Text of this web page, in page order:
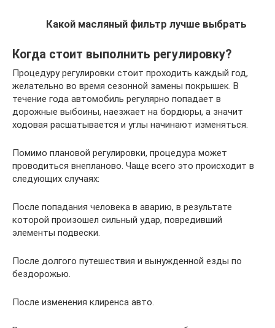
Какой масляный фильтр лучше выбрать
Когда стоит выполнить регулировку?
Процедуру регулировки стоит проходить каждый год,
желательно во время сезонной замены покрышек. В
течение года автомобиль регулярно попадает в
дорожные выбоины, наезжает на бордюры, а значит
ходовая расшатывается и углы начинают изменяться.
Помимо плановой регулировки, процедура может
проводиться внепланово. Чаще всего это происходит в
следующих случаях:
После попадания человека в аварию, в результате
которой произошел сильный удар, повредивший
элементы подвески.
После долгого путешествия и вынужденной езды по
бездорожью.
После изменения клиренса авто.